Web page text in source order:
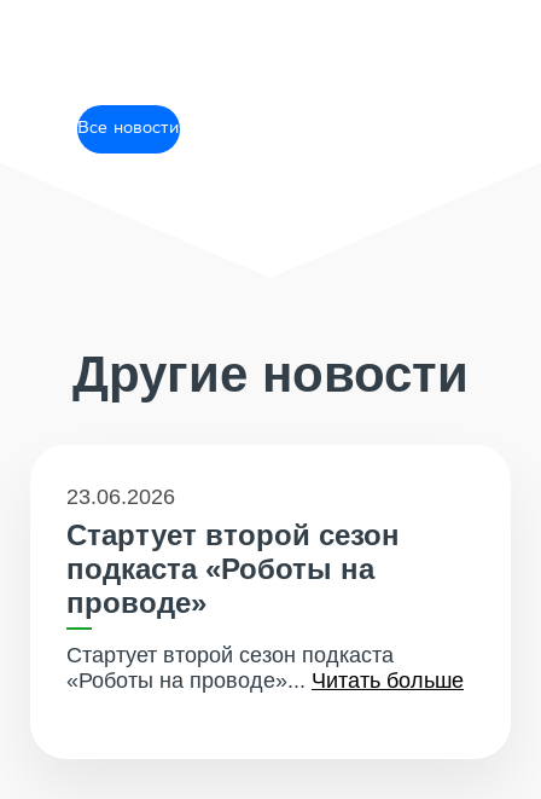
Все новости
Другие новости
23.06.2026
Стартует второй сезон
подкаста «Роботы на
проводе»
Стартует второй сезон подкаста
«Роботы на проводе»... Читать больше